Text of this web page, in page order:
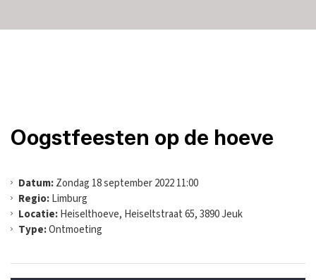
Oogstfeesten op de hoeve
Datum:Zondag 18 september 2022 11:00
Regio:Limburg
Locatie:Heiselthoeve, Heiseltstraat 65, 3890 Jeuk
Type:Ontmoeting